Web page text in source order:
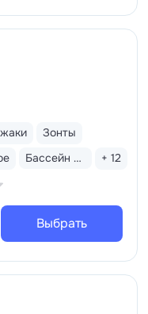
Зонты
Бассейн открытый
+ 12
Выбрать